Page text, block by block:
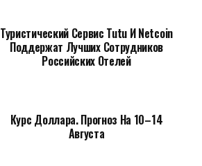
Туристический Сервис Tutu И Netcoin
Поддержат Лучших Сотрудников
Российских Отелей
Курс Доллара. Прогноз На 10–14
Августа